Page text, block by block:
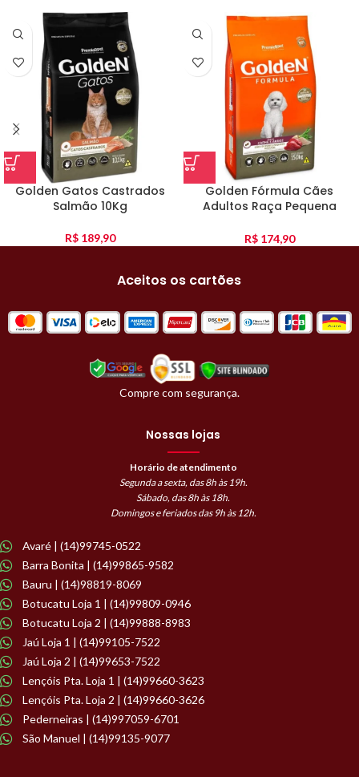
Golden Gatos Castrados
Salmão 10Kg
R$189,90
Golden Fórmula Cães
Adultos Raça Pequena
R$174,90
Aceitos os cartões
Compre com segurança.
Nossas lojas
Horário de atendimento
Segunda a sexta, das 8h às 19h.
Sábado, das 8h às 18h.
Domingos e feriados das 9h às 12h.
Avaré | (14)99745-0522
Barra Bonita | (14)99865-9582
Bauru | (14)98819-8069
Botucatu Loja 1 | (14)99809-0946
Botucatu Loja 2 | (14)99888-8983
Jaú Loja 1 | (14)99105-7522
Jaú Loja 2 | (14)99653-7522
Lençóis Pta. Loja 1 | (14)99660-3623
Lençóis Pta. Loja 2 | (14)99660-3626
Pederneiras | (14)997059-6701
São Manuel | (14)99135-9077